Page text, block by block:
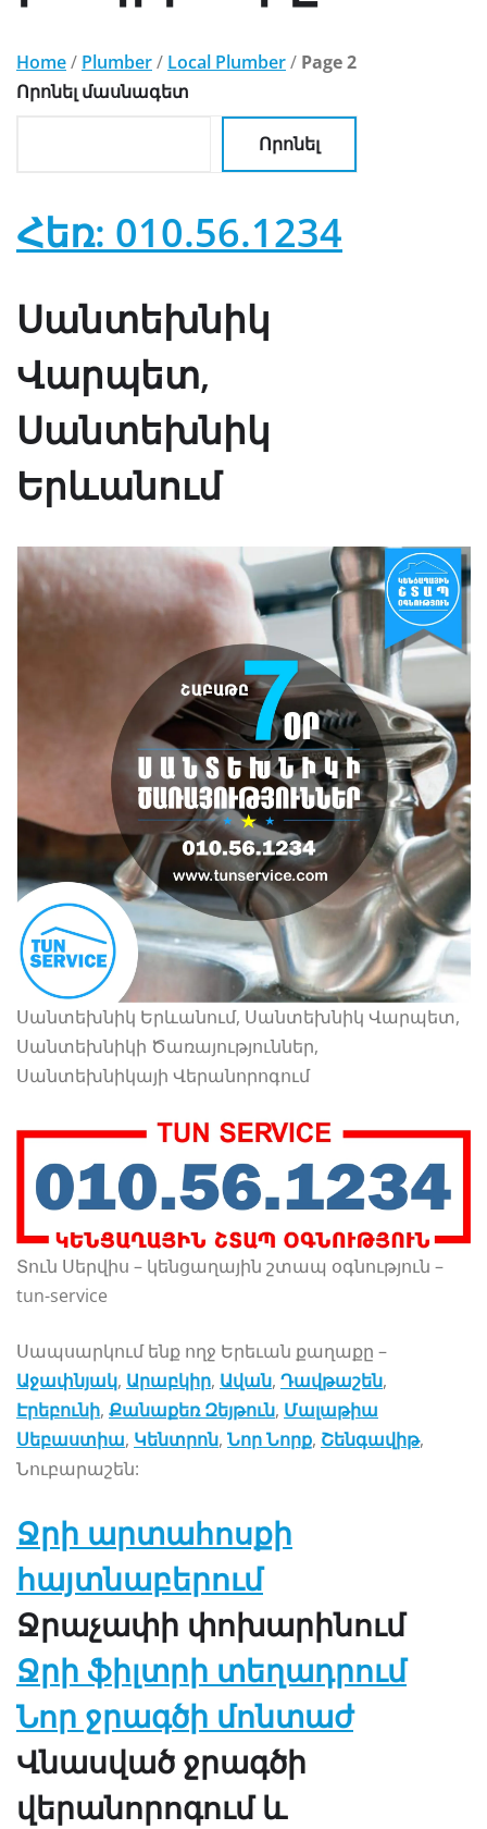
Home/ Plumber/ Local Plumber/ Page 2
Որոնել մասնագետ
Որոնել
Հեռ: 010.56.1234
Սանտեխնիկ
Վարպետ,
Սանտեխնիկ
Երևանում
Սանտեխնիկ Երևանում, Սանտեխնիկ Վարպետ,
Սանտեխնիկի Ծառայություններ,
Սանտեխնիկայի Վերանորոգում
Տուն Սերվիս – կենցաղային շտապ օգնություն –
tun-service
Սապսարկում ենք ողջ Երեւան քաղաքը –
Աջափնյակ, Արաբկիր, Ավան, Դավթաշեն,
Էրեբունի, Քանաքեռ Զեյթուն, Մալաթիա
Սեբաստիա, Կենտրոն, Նոր Նորք, Շենգավիթ,
Նուբարաշեն:
Ջրի արտահոսքի
հայտնաբերում
Ջրաչափի փոխարինում
Ջրի ֆիլտրի տեղադրում
Նոր ջրագծի մոնտաժ
Վնասված ջրագծի
վերանորոգում և